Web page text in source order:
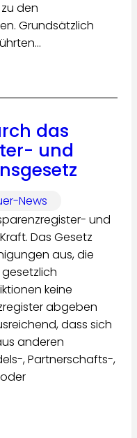
den
Grundsätzlich
das
und
News
und
Das Gesetz
aus, die
keine
abgeben
dass sich
anderen
, Partnerschafts-,